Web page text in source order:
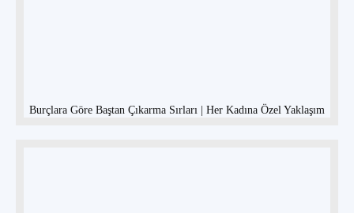
Burçlara Göre Baştan Çıkarma Sırları | Her Kadına Özel Yaklaşım